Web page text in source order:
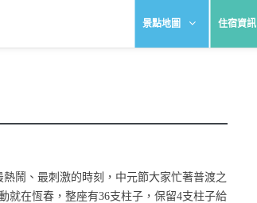
景點地圖 住宿資訊
鬧、最刺激的時刻，中元節大家忙著普渡之
就在恆春，整座有36支柱子，保留4支柱子給